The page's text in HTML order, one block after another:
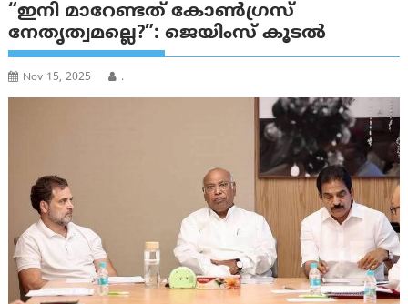
“ഇനി മാറേണ്ടത് കോൺഗ്രസ്
നേതൃത്വമല്ലെ?”: ജെയിംസ് കൂടൽ
Nov 15, 2025 .